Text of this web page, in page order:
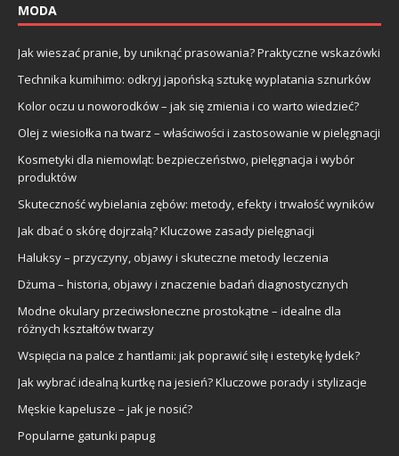
MODA
Jak wieszać pranie, by uniknąć prasowania? Praktyczne wskazówki
Technika kumihimo: odkryj japońską sztukę wyplatania sznurków
Kolor oczu u noworodków – jak się zmienia i co warto wiedzieć?
Olej z wiesiołka na twarz – właściwości i zastosowanie w pielęgnacji
Kosmetyki dla niemowląt: bezpieczeństwo, pielęgnacja i wybór
produktów
Skuteczność wybielania zębów: metody, efekty i trwałość wyników
Jak dbać o skórę dojrzałą? Kluczowe zasady pielęgnacji
Haluksy – przyczyny, objawy i skuteczne metody leczenia
Dżuma – historia, objawy i znaczenie badań diagnostycznych
Modne okulary przeciwsłoneczne prostokątne – idealne dla
różnych kształtów twarzy
Wspięcia na palce z hantlami: jak poprawić siłę i estetykę łydek?
Jak wybrać idealną kurtkę na jesień? Kluczowe porady i stylizacje
Męskie kapelusze – jak je nosić?
Popularne gatunki papug